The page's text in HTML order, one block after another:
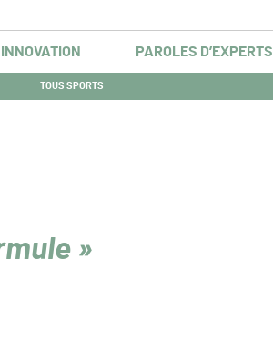
PAROLES D’EXPERTS
TOUS SPORTS
»